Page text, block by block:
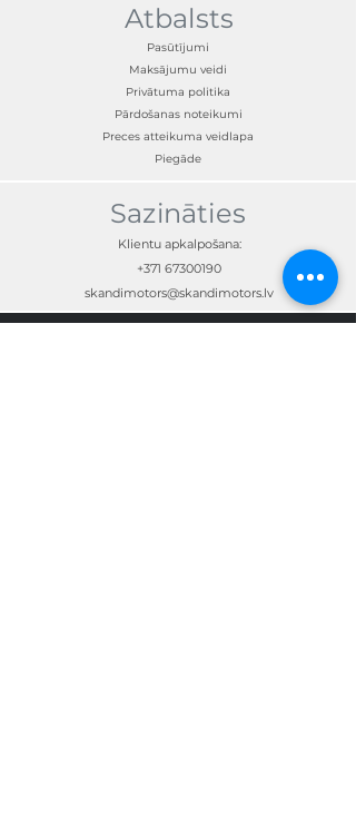
Atbalsts
Pasūtījumi
Maksājumu veidi
Privātuma politika
Pārdošanas noteikumi
Preces atteikuma veidlapa
Piegāde
Sazināties
Klientu apkalpošana:
+371 67300190
skandimotors@skandimotors.lv